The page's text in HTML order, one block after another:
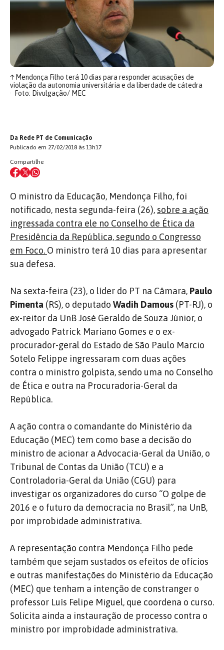
↑Mendonça Filho terá 10 dias para responder acusações de
violação da autonomia universitária e da liberdade de cátedra
Foto: Divulgação/ MEC
Da Rede PT de Comunicação
Publicado em 27/02/2018 às 13h17
Compartilhe
O ministro da Educação, Mendonça Filho, foi
notificado, nesta segunda-feira (26), sobre a ação
ingressada contra ele no Conselho de Ética da
Presidência da República, segundo o Congresso
em Foco. O ministro terá 10 dias para apresentar
sua defesa.
Na sexta-feira (23), o líder do PT na Câmara, Paulo
Pimenta (RS), o deputado Wadih Damous (PT-RJ), o
ex-reitor da UnB José Geraldo de Souza Júnior, o
advogado Patrick Mariano Gomes e o ex-
procurador-geral do Estado de São Paulo Marcio
Sotelo Felippe ingressaram com duas ações
contra o ministro golpista, sendo uma no Conselho
de Ética e outra na Procuradoria-Geral da
República.
A ação contra o comandante do Ministério da
Educação (MEC) tem como base a decisão do
ministro de acionar a Advocacia-Geral da União, o
Tribunal de Contas da União (TCU) e a
Controladoria-Geral da União (CGU) para
investigar os organizadores do curso “O golpe de
2016 e o futuro da democracia no Brasil”, na UnB,
por improbidade administrativa.
A representação contra Mendonça Filho pede
também que sejam sustados os efeitos de ofícios
e outras manifestações do Ministério da Educação
(MEC) que tenham a intenção de constranger o
professor Luís Felipe Miguel, que coordena o curso.
Solicita ainda a instauração de processo contra o
ministro por improbidade administrativa.